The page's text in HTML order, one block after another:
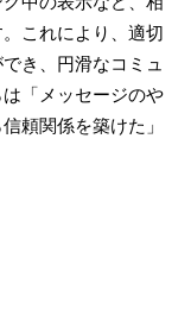
これにより、適切
き、円滑なコミュ
「メッセージのや
頼関係を築けた」